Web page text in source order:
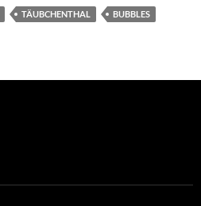
TÄUBCHENTHAL
BUBBLES